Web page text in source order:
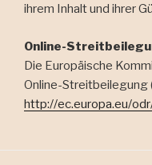
ihrem Inhalt und ihrer
Online-
Die Europäische
Online-Streitbeilegung
http://ec.europa.eu/